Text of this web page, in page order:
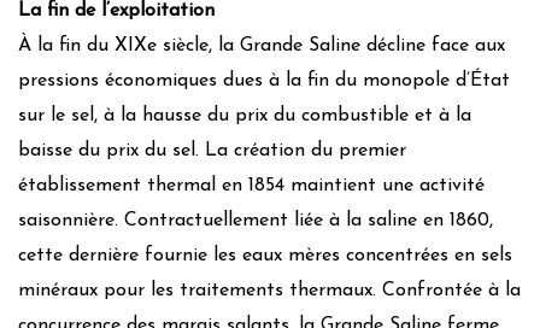
La fin de l’exploitation
À la fin du XIXe siècle, la Grande Saline décline face aux
pressions économiques dues à la fin du monopole d’État
sur le sel, à la hausse du prix du combustible et à la
baisse du prix du sel. La création du premier
établissement thermal en 1854 maintient une activité
saisonnière. Contractuellement liée à la saline en 1860,
cette dernière fournie les eaux mères concentrées en sels
minéraux pour les traitements thermaux. Confrontée à la